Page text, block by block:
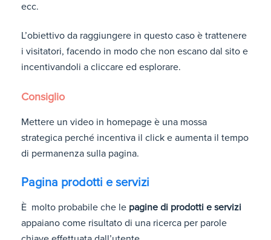
ecc.
L’obiettivo da raggiungere in questo caso è trattenere
i visitatori, facendo in modo che non escano dal sito e
incentivandoli a cliccare ed esplorare.
Consiglio
Mettere un video in homepage è una mossa
strategica perché incentiva il click e aumenta il tempo
di permanenza sulla pagina.
Pagina prodotti e servizi
È molto probabile che le pagine di prodotti e servizi
appaiano come risultato di una ricerca per parole